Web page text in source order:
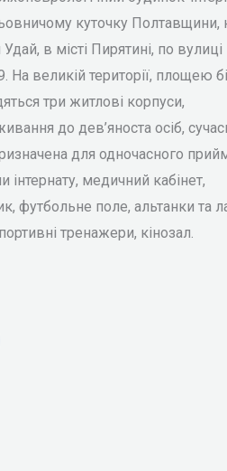
куточку Полтавщини,
в місті Пирятині, по вулиці
На великій території, площею
три житлові корпуси,
до дев’яноста осіб,
для одночасного
медичний кабінет,
футбольне поле, альтанки та
тренажери, кінозал.